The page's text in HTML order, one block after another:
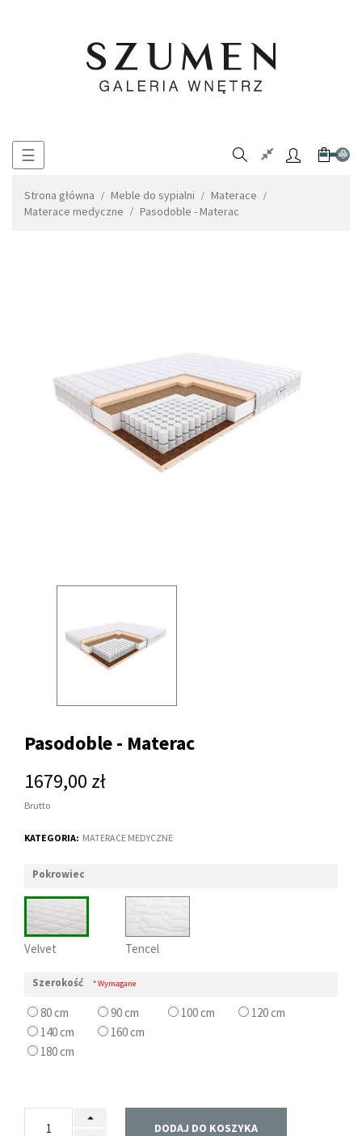
Toggle
☰ 0
Strona główna Meble do sypialni
Materace
Materace medyczne
Pasodoble - Materac
Pasodoble - Materac
1679,00 zł
Brutto
KATEGORIA: MATERACE MEDYCZNE
Pokrowiec
Velvet Tencel
Szerokość * Wymagane
80 cm 90 cm 100 cm
120 cm
140 cm
160 cm
180 cm
DODAJ DO KOSZYKA